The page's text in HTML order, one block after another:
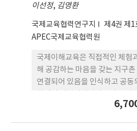
showed (a) advanced level
performed the task more
fluently, and in higher
were paired with advanced
than paired with lower
although the differences
significant; (b) For
learners, male students
better performance when
이선정, 김영환
국제교육협력연구지 제4권 제1
APEC국제교육협력원
국제이해교육은 직접적인 체험
해 공감하는 마음을 갖는 지구촌
연결되어 있음을 인식하고 공동
는 교육이다. 최근 세계화와 함